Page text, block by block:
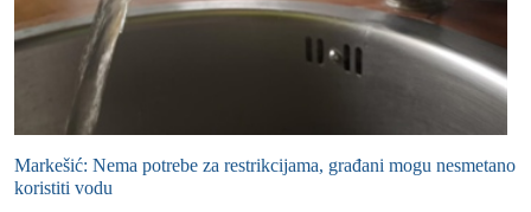
Markešić: Nema potrebe za restrikcijama, građani mogu nesmetano
koristiti vodu